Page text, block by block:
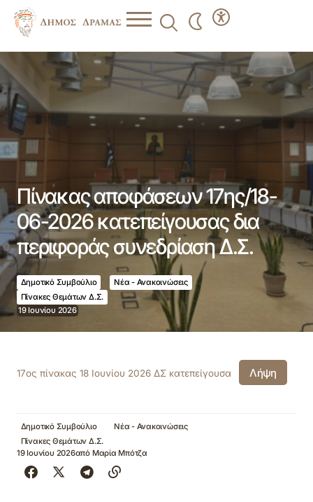
Πίνακας αποφάσεων 17ης/18-06-2026 κατεπείγουσας δια
περιφοράς συνεδρίαση Δ.Σ.
Πίνακας αποφάσεων 17ης/18-
06-2026 κατεπείγουσας δια
περιφοράς συνεδρίαση Δ.Σ.
Δημοτικό Συμβούλιο
Νέα - Ανακοινώσεις
Πίνακες Θεμάτων Δ.Σ.
19 Ιουνίου 2026
17ος πίνακας 18 Ιουνίου 2026 ΔΣ κατεπείγουσα Λήψη
Δημοτικό Συμβούλιο
Νέα - Ανακοινώσεις
Πίνακες Θεμάτων Δ.Σ.
19 Ιουνίου 2026από Μαρία Μπότζα